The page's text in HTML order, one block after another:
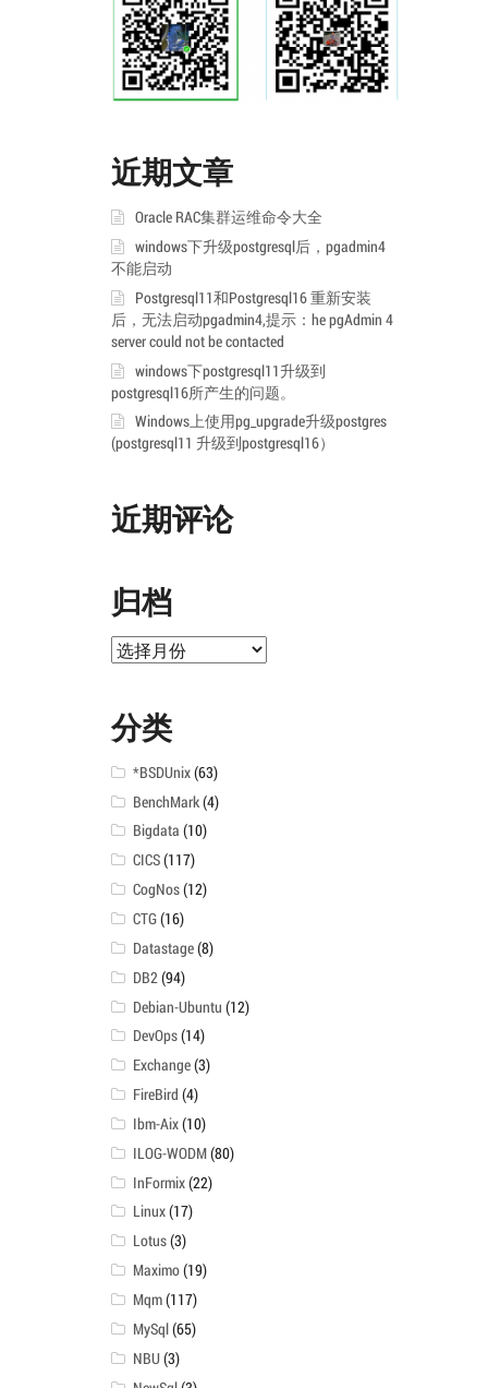
近期文章
Oracle RAC集群运维命令大全
windows下升级postgresql后，pgadmin4
不能启动
Postgresql11和Postgresql16 重新安装
后，无法启动pgadmin4,提示：he pgAdmin 4
server could not be contacted
windows下postgresql11升级到
postgresql16所产生的问题。
Windows上使用pg_upgrade升级postgres
(postgresql11 升级到postgresql16）
近期评论
归档
归
分类
*BSDUnix(63)
BenchMark(4)
Bigdata (10)
CICS(117)
CogNos(12)
CTG(16)
Datastage(8)
DB2(94)
Debian-Ubuntu (12)
DevOps(14)
Exchange(3)
FireBird (4)
Ibm-Aix(10)
ILOG-WODM(80)
InFormix(22)
Linux(17)
Lotus(3)
Maximo(19)
Mqm(117)
MySql(65)
NBU(3)